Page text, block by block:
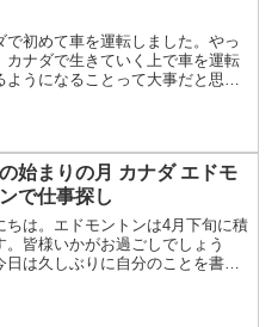
で初めて車を運転しました。やっ
カナダで生きていく上で車を運転
ようになることって大事だと思う
の多さから、「絶対...
始まりの月 カナダ エドモ
で仕事探し
ちは。エドモントンは4月下旬に積
。皆様いかがお過ごしでしょう
日は久しぶりに自分のことを書い